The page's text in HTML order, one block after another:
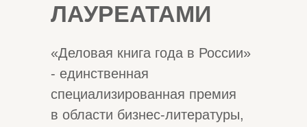
«Деловая книга года в России»
- единственная
специализированная премия
в области бизнес-литературы,
ЛАУРЕАТАМИ